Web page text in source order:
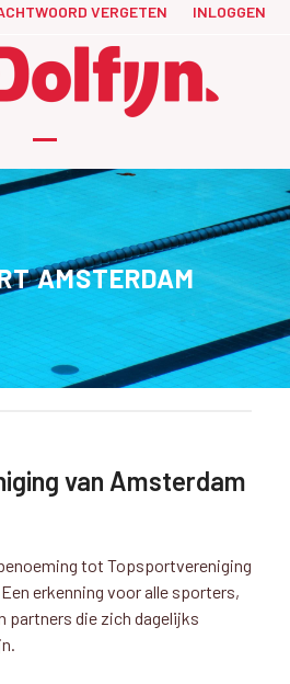
VERGETEN INLOGGEN
Open
Close
AMSTERDAM
van Amsterdam
tot Topsportvereniging
erkenning voor alle sporters,
partners die zich dagelijks